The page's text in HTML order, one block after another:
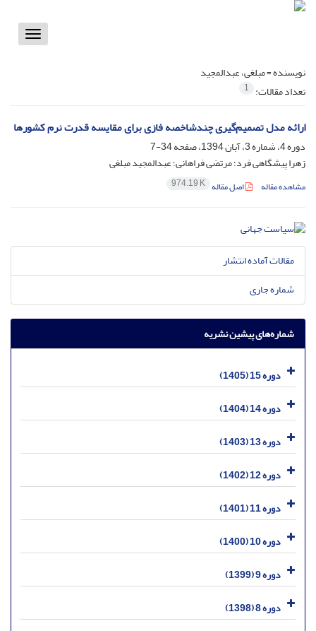
Toggle
نویسنده =مبلغی، عبدالمجید
تعداد مقالات: 1
ارائه مدل تصمیم‌گیری چندشاخصه فازی برای مقایسه قدرت نرم کشورها
دوره 4، شماره 3، آبان 1394، صفحه
34-7
زهرا پیشگاهی فرد؛ مرتضی فراهانی؛ عبدالمجید مبلغی
مشاهده مقاله اصل مقاله 974.19 K
مقالات آماده انتشار
شماره جاری
شماره‌های پیشین نشریه
دوره 15 (1405)
دوره 14 (1404)
دوره 13 (1403)
دوره 12 (1402)
دوره 11 (1401)
دوره 10 (1400)
دوره 9 (1399)
دوره 8 (1398)